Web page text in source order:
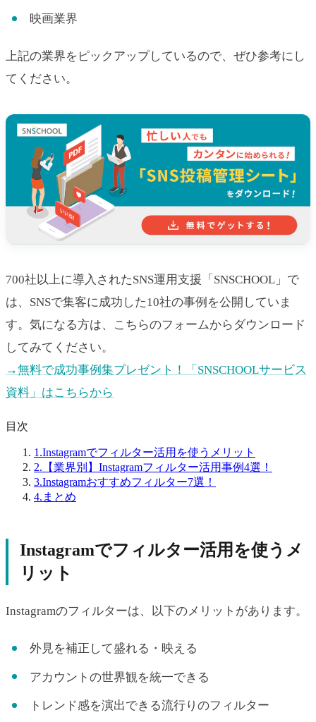
映画業界
上記の業界をピックアップしているので、ぜひ参考にし
てください。
700社以上に導入されたSNS運用支援「SNSCHOOL」で
は、SNSで集客に成功した10社の事例を公開していま
す。気になる方は、こちらのフォームからダウンロード
してみてください。
→無料で成功事例集プレゼント！「SNSCHOOLサービス
資料」はこちらから
目次
1.Instagramでフィルター活用を使うメリット
2. 【業界別】Instagramフィルター活用事例4選！
3.Instagramおすすめフィルター7選！
4. まとめ
Instagramでフィルター活用を使うメ
リット
Instagramのフィルターは、以下のメリットがあります。
外見を補正して盛れる・映える
アカウントの世界観を統一できる
トレンド感を演出できる流行りのフィルター